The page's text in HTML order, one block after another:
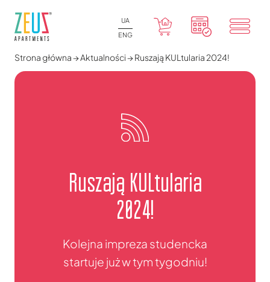
UA
ENG
Strona główna→Aktualności→Ruszają KULtularia 2024!
Ruszają KULtularia
2024!
Kolejna impreza studencka
startuje już w tym tygodniu!